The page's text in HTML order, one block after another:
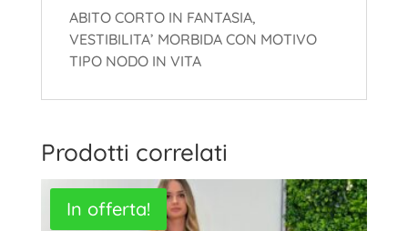
ABITO CORTO IN FANTASIA,
VESTIBILITA’ MORBIDA CON MOTIVO
TIPO NODO IN VITA
Prodotti correlati
In offerta!